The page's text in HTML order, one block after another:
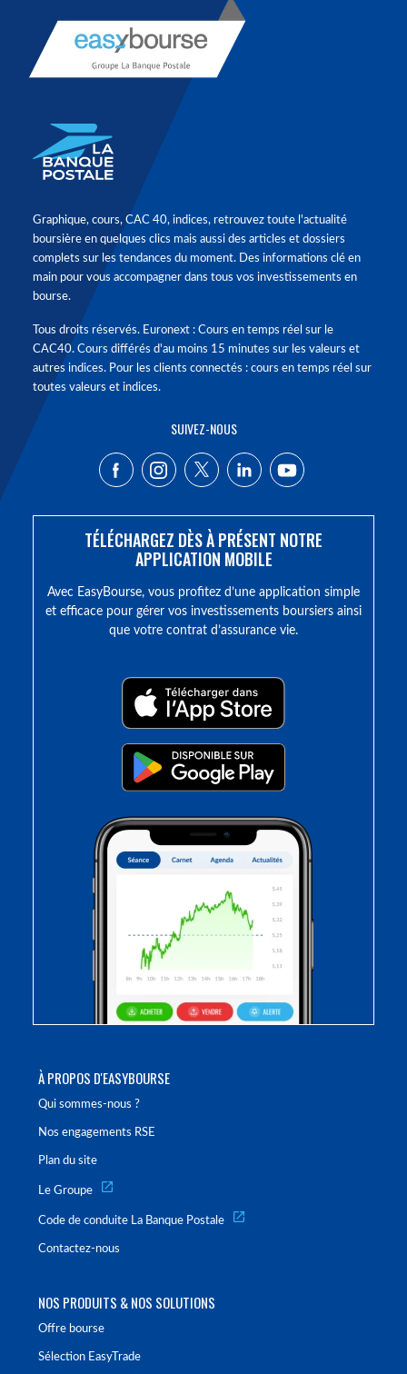
À PROPOS D'EASYBOURSE
Qui sommes-nous ?
Nos engagements RSE
Plan du site
Le Groupe
Code de conduite La Banque Postale
Contactez-nous
NOS PRODUITS & NOS SOLUTIONS
Offre bourse
Sélection EasyTrade
Graphique, cours, CAC 40, indices, retrouvez toute l'actualité
boursière en quelques clics mais aussi des articles et dossiers
complets sur les tendances du moment. Des informations clé en
main pour vous accompagner dans tous vos investissements en
bourse.
Tous droits réservés. Euronext : Cours en temps réel sur le
CAC40. Cours différés d'au moins 15 minutes sur les valeurs et
autres indices. Pour les clients connectés : cours en temps réel sur
toutes valeurs et indices.
SUIVEZ-NOUS
TÉLÉCHARGEZ DÈS À PRÉSENT NOTRE
APPLICATION MOBILE
Avec EasyBourse, vous profitez d’une application simple
et efficace pour gérer vos investissements boursiers ainsi
que votre contrat d’assurance vie.